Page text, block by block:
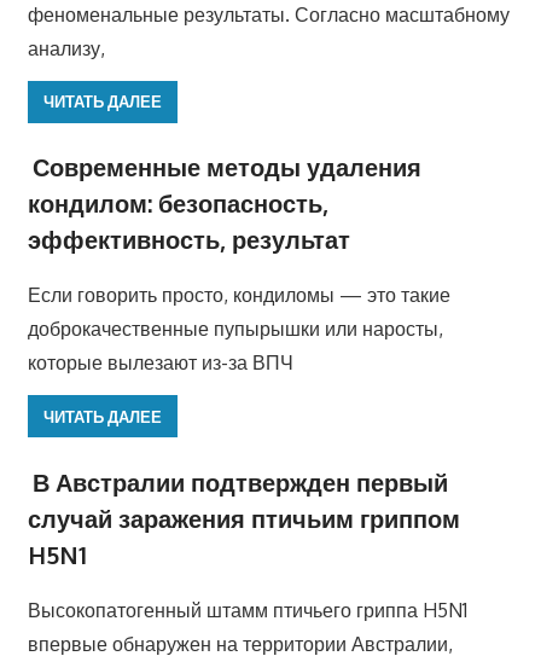
феноменальные результаты. Согласно масштабному
анализу,
ЧИТАТЬ ДАЛЕЕ
Современные методы удаления
кондилом: безопасность,
эффективность, результат
Если говорить просто, кондиломы — это такие
доброкачественные пупырышки или наросты,
которые вылезают из-за ВПЧ
ЧИТАТЬ ДАЛЕЕ
В Австралии подтвержден первый
случай заражения птичьим гриппом
H5N1
Высокопатогенный штамм птичьего гриппа H5N1
впервые обнаружен на территории Австралии,